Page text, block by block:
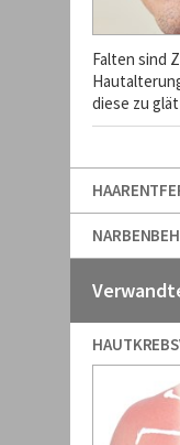
Falten sind
diese zu